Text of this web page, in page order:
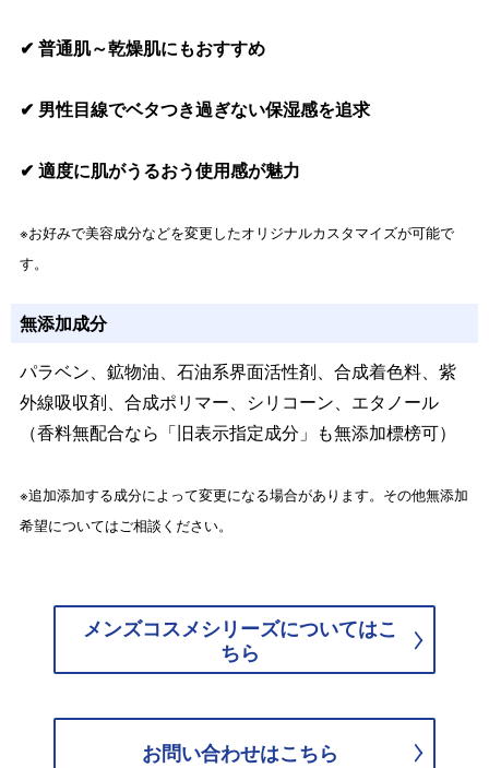
✔ 普通肌～乾燥肌にもおすすめ
✔ 男性目線でベタつき過ぎない保湿感を追求
✔ 適度に肌がうるおう使用感が魅力
※お好みで美容成分などを変更したオリジナルカスタマイズが可能で
す。
無添加成分
パラベン、鉱物油、石油系界面活性剤、合成着色料、紫
外線吸収剤、合成ポリマー、シリコーン、エタノール
（香料無配合なら「旧表示指定成分」も無添加標榜可）
※追加添加する成分によって変更になる場合があります。その他無添加
希望についてはご相談ください。
メンズコスメシリーズについてはこ
ちら
お問い合わせはこちら